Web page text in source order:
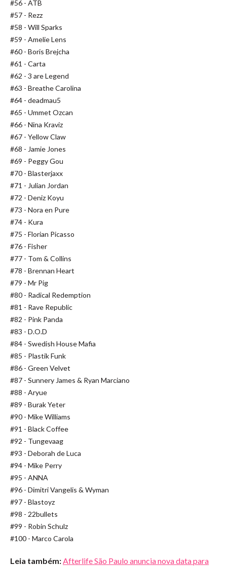
#56 - ATB
#57 - Rezz
#58 - Will Sparks
#59 - Amelie Lens
#60 - Boris Brejcha
#61 - Carta
#62 - 3 are Legend
#63 - Breathe Carolina
#64 - deadmau5
#65 - Ummet Ozcan
#66 - Nina Kraviz
#67 - Yellow Claw
#68 - Jamie Jones
#69 - Peggy Gou
#70 - Blasterjaxx
#71 - Julian Jordan
#72 - Deniz Koyu
#73 - Nora en Pure
#74 - Kura
#75 - Florian Picasso
#76 - Fisher
#77 - Tom & Collins
#78 - Brennan Heart
#79 - Mr Pig
#80 - Radical Redemption
#81 - Rave Republic
#82 - Pink Panda
#83 - D.O.D
#84 - Swedish House Mafia
#85 - Plastik Funk
#86 - Green Velvet
#87 - Sunnery James & Ryan Marciano
#88 - Aryue
#89 - Burak Yeter
#90 - Mike Williams
#91 - Black Coffee
#92 - Tungevaag
#93 - Deborah de Luca
#94 - Mike Perry
#95 - ANNA
#96 - Dimitri Vangelis & Wyman
#97 - Blastoyz
#98 - 22bullets
#99 - Robin Schulz
#100 - Marco Carola
Leia também:Afterlife São Paulo anuncia nova data para